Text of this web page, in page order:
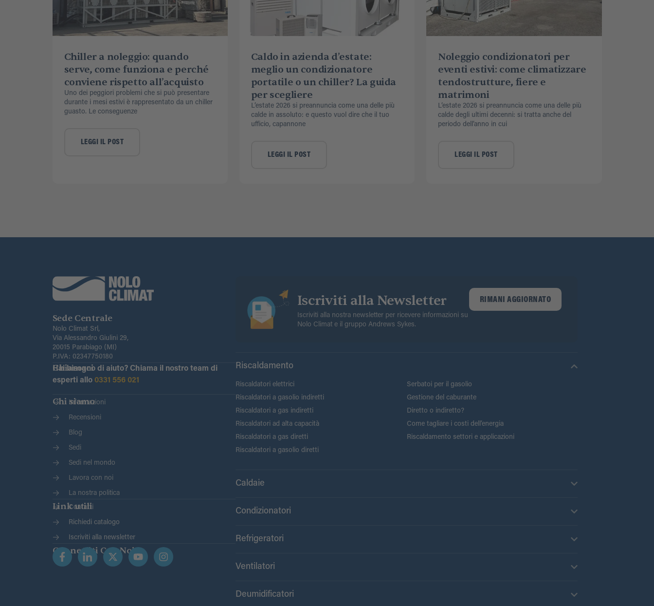
Chiller a noleggio: quando
serve, come funziona e perché
conviene rispetto all’acquisto
Uno dei peggiori problemi che si può presentare
durante i mesi estivi è rappresentato da un chiller
guasto. Le conseguenze
LEGGI IL POST
Caldo in azienda d’estate:
meglio un condizionatore
portatile o un chiller? La guida
per scegliere
L’estate 2026 si preannuncia come una delle più
calde in assoluto: e questo vuol dire che il tuo
ufficio, capannone
LEGGI IL POST
Noleggio condizionatori per
eventi estivi: come climatizzare
tendostrutture, fiere e
matrimoni
L’estate 2026 si preannuncia come una delle più
calde degli ultimi decenni: si tratta anche del
periodo dell’anno in cui
LEGGI IL POST
Sede Centrale
Nolo Climat Srl,
Via Alessandro Giulini 29,
20015 Parabiago (MI)
P.IVA: 02347750180
Chiamaci
Hai bisogno di aiuto?Chiama il nostro team di
esperti allo 0331 556 021
Chi siamo
Informazioni
Recensioni
Blog
Sedi
Sedi nel mondo
Lavora con noi
La nostra politica
Link utili
Contatti
Richiedi catalogo
Iscriviti alla newsletter
Connettiti Con Noi
Iscriviti alla Newsletter
Iscriviti alla nostra newsletter per ricevere informazioni su
Nolo Climat e il gruppo Andrews Sykes.
RIMANI AGGIORNATO
Riscaldamento
Riscaldatori elettrici
Riscaldatori a gasolio indiretti
Riscaldatori a gas indiretti
Riscaldatori ad alta capacità
Riscaldatori a gas diretti
Riscaldatori a gasolio diretti
Serbatoi per il gasolio
Gestione del caburante
Diretto o indiretto?
Come tagliare i costi dell’energia
Riscaldamento settori e applicazioni
Caldaie
Condizionatori
Refrigeratori
Ventilatori
Deumidificatori